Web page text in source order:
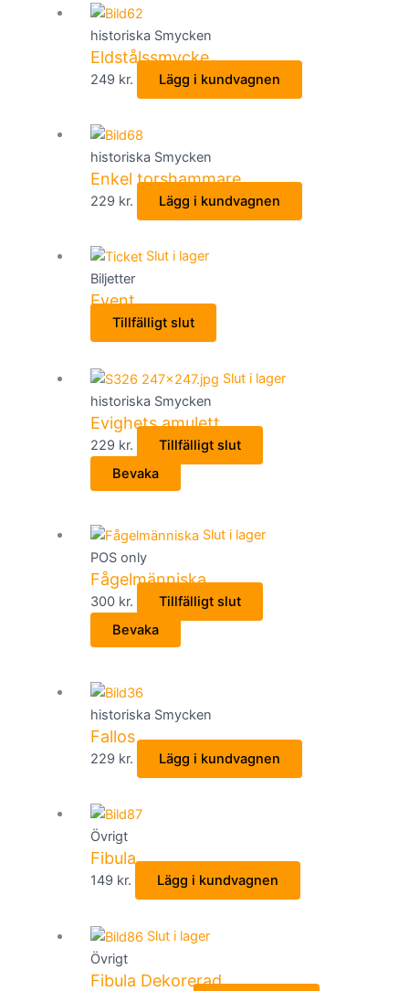
historiska Smycken
Eldstålssmycke
249 kr. Lägg i kundvagnen
historiska Smycken
Enkel torshammare
229 kr. Lägg i kundvagnen
Slut i lager
Biljetter
Event
Tillfälligt slut
Slut i lager
historiska Smycken
Evighets amulett
229 kr.
Tillfälligt slut
Bevaka
Slut i lager
POS only
Fågelmänniska
300 kr.
Tillfälligt slut
Bevaka
historiska Smycken
Fallos
229 kr. Lägg i kundvagnen
Övrigt
Fibula
149 kr. Lägg i kundvagnen
Slut i lager
Övrigt
Fibula Dekorerad